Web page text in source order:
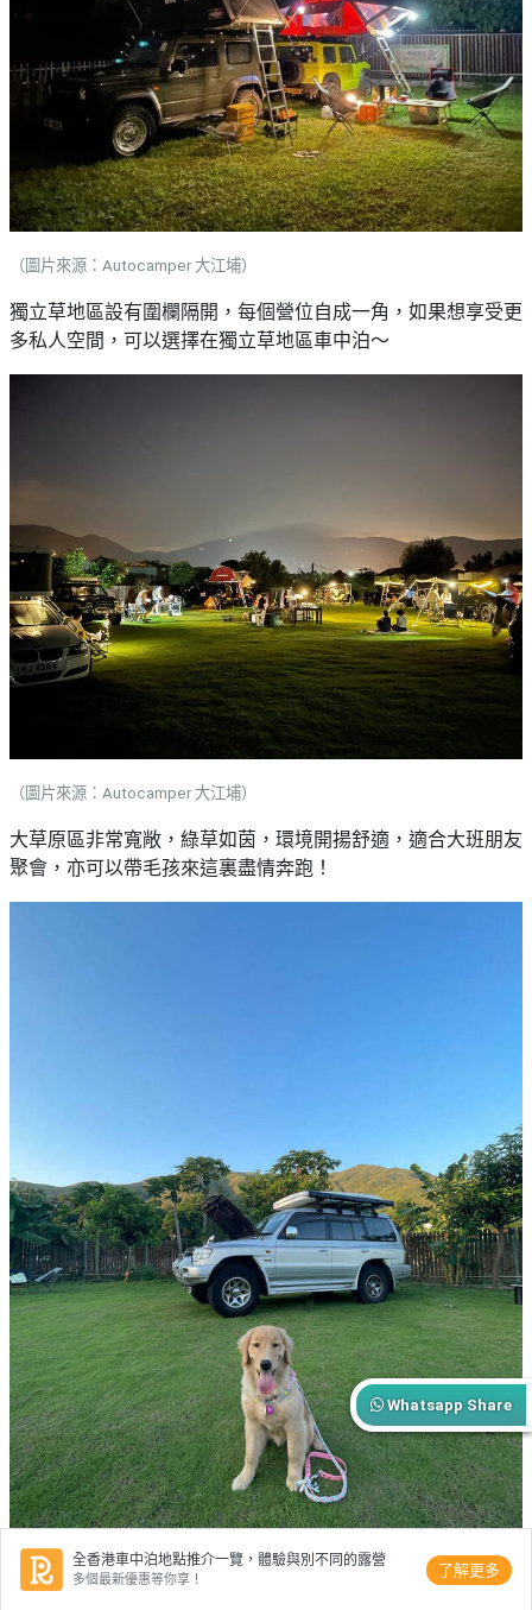
Whatsapp Share
全香港車中泊地點推介一覽，體驗與別不同的露營
多個最新優惠等你享！
了解更多
（圖片來源：Autocamper 大江埔）
獨立草地區設有圍欄隔開，每個營位自成一角，如果想享受更
多私人空間，可以選擇在獨立草地區車中泊～
（圖片來源：Autocamper 大江埔）
大草原區非常寬敞，綠草如茵，環境開揚舒適，適合大班朋友
聚會，亦可以帶毛孩來這裏盡情奔跑！